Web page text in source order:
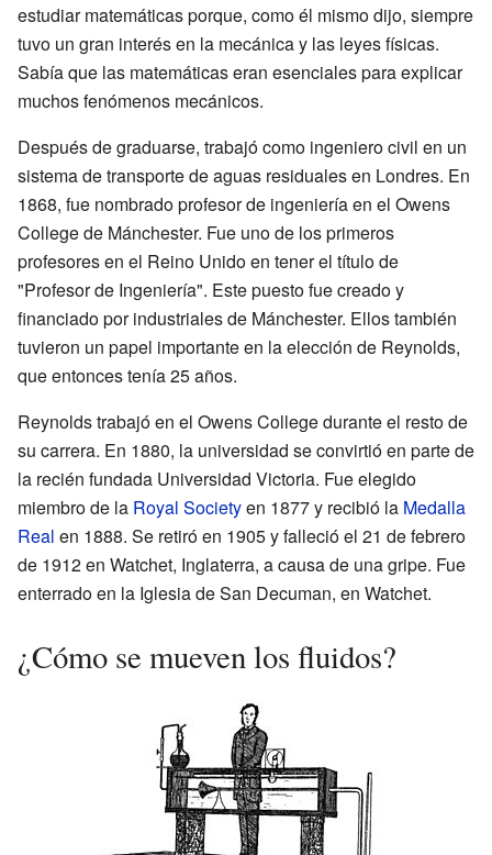
estudiar matemáticas porque, como él mismo dijo, siempre
tuvo un gran interés en la mecánica y las leyes físicas.
Sabía que las matemáticas eran esenciales para explicar
muchos fenómenos mecánicos.
Después de graduarse, trabajó como ingeniero civil en un
sistema de transporte de aguas residuales en Londres. En
1868, fue nombrado profesor de ingeniería en el Owens
College de Mánchester. Fue uno de los primeros
profesores en el Reino Unido en tener el título de
"Profesor de Ingeniería". Este puesto fue creado y
financiado por industriales de Mánchester. Ellos también
tuvieron un papel importante en la elección de Reynolds,
que entonces tenía 25 años.
Reynolds trabajó en el Owens College durante el resto de
su carrera. En 1880, la universidad se convirtió en parte de
la recién fundada Universidad Victoria. Fue elegido
miembro de la Royal Societyen 1877 y recibió la Medalla
Real en 1888. Se retiró en 1905 y falleció el 21 de febrero
de 1912 en Watchet, Inglaterra, a causa de una gripe. Fue
enterrado en la Iglesia de San Decuman, en Watchet.
¿Cómo se mueven los fluidos?